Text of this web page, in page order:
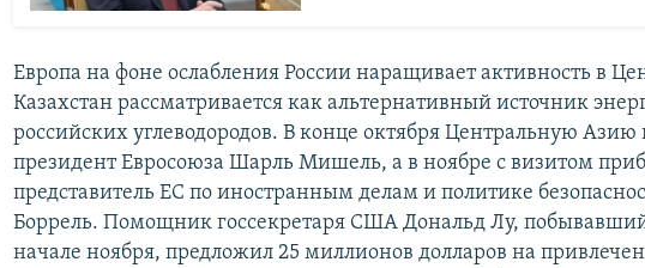
Европа на фоне ослабления России наращивает активность в
Казахстан рассматривается как альтернативный источник
российских углеводородов. В конце октября Центральную Азию
президент Евросоюза Шарль Мишель, а в ноябре с визитом
представитель ЕС по иностранным делам и политике
Боррель. Помощник госсекретаря США Дональд Лу,
начале ноября, предложил 25 миллионов долларов на